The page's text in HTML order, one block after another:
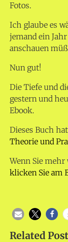
Fotos.
Ich glaube es
jemand ein
anschauen
Nun gut!
Die Tiefe und
gestern und
Ebook.
Dieses Buch
Theorie und
Wenn Sie mehr
klicken Sie am
Related